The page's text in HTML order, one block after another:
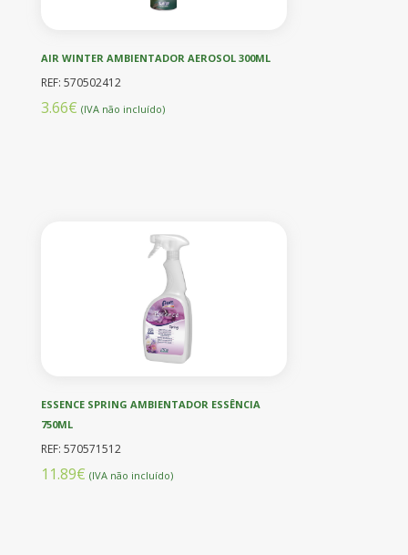
AIR WINTER AMBIENTADOR AEROSOL 300ML
REF: 570502412
3.66€ (IVA não incluído)
ESSENCE SPRING AMBIENTADOR ESSÊNCIA
750ML
REF: 570571512
11.89€ (IVA não incluído)